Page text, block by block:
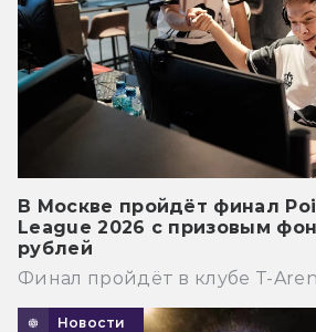
В Москве пройдёт финал
League 2026 с призовым
рублей
Финал пройдёт в клубе T-
Новости